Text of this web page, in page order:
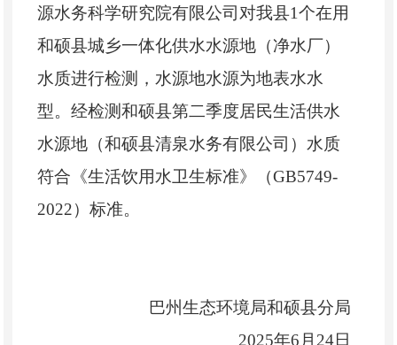
源水务科学研究院有限公司对我县1个在用
和硕县城乡一体化供水水源地（净水厂）
水质进行检测，水源地水源为地表水水
型。经检测和硕县第二季度居民生活供水
水源地（和硕县清泉水务有限公司）水质
符合《生活饮用水卫生标准》（GB5749-
2022）标准。
巴州生态环境局和硕县分局
2025年6 月 24日